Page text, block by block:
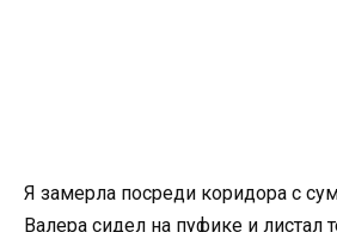
Я замерла посреди коридора с
Валера сидел на пуфике и листал